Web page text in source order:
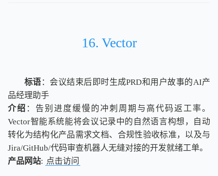
16. Vector
标语 ：会议结束后即时生成PRD和用户故事的AI产
品经理助手
介绍 ：告别进度缓慢的冲刺周期与高代码返工率。
Vector智能系统能将会议记录中的自然语言构想，自动
转化为结构化产品需求文档、合规性验收标准，以及与
Jira/GitHub/代码审查机器人无缝对接的开发就绪工单。
产品网站: 点击访问